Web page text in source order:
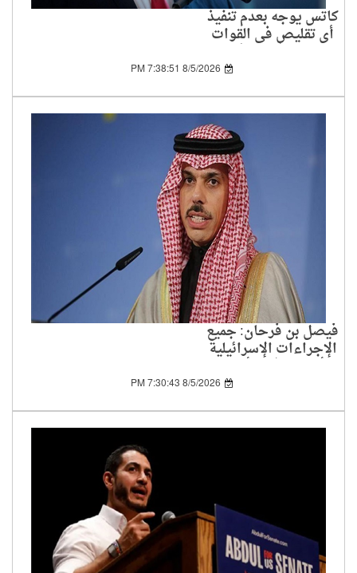
كاتس يوجه بعدم تنفيذ
أي تقليص في القوات
المنتشرة في غلاف غزة
8/5/2026 7:38:51 PM
فيصل بن فرحان: جميع
الإجراءات الإسرائيلية
الأحادية في الأراضي
الفلسطينية باطلة 8/5/2026 7:30:43 PM